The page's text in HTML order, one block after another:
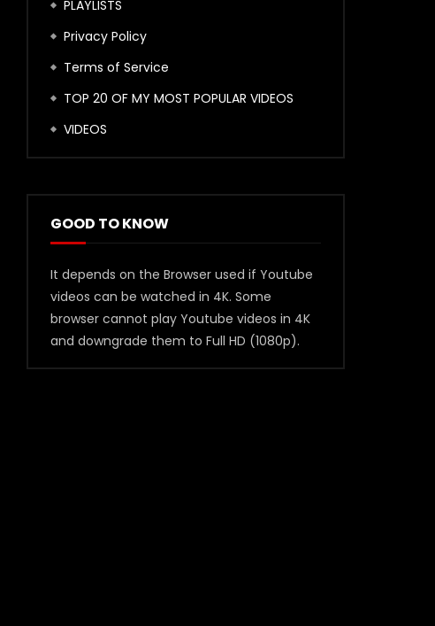
PLAYLISTS
Privacy Policy
Terms of Service
TOP 20 OF MY MOST POPULAR VIDEOS
VIDEOS
GOOD TO KNOW
It depends on the Browser used if Youtube
videos can be watched in 4K. Some
browser cannot play Youtube videos in 4K
and downgrade them to Full HD (1080p).